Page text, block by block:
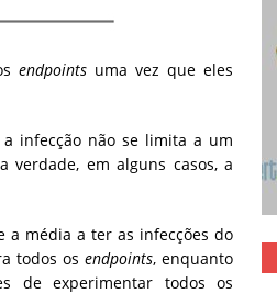
endpointsuma vez que eles
a infecção não se limita a um
verdade, em alguns casos, a
a média a ter as infecções do
todos osendpoints, enquanto
de experimentar todos os